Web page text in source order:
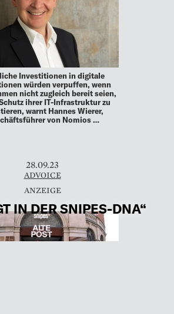
Investitionen in digitale
würden verpuffen, wenn
nicht zugleich bereit seien,
ihrer IT-Infrastruktur zu
warnt Hannes Wierer,
von Nomios …
28.09.23
ADVOICE
IN DER SNIPES-DNA“